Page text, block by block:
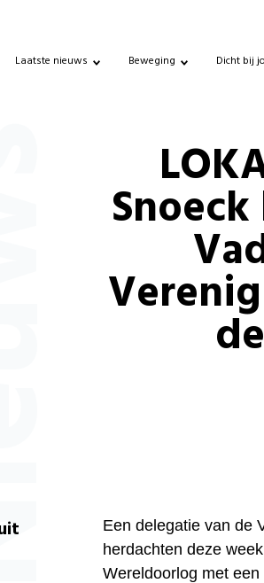
Laatste nieuws Beweging Dicht bij
Nieuws
Een delegatie van de
herdachten deze
Wereldoorlog met